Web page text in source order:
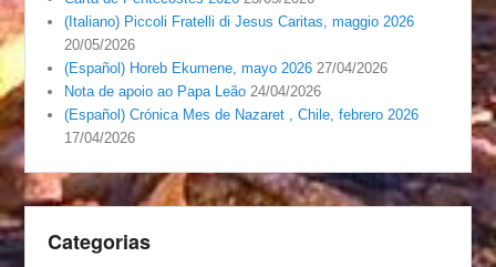
(Italiano) Piccoli Fratelli di Jesus Caritas, maggio 2026
20/05/2026
(Español) Horeb Ekumene, mayo 2026 27/04/2026
Nota de apoio ao Papa Leão 24/04/2026
(Español) Crónica Mes de Nazaret , Chile, febrero 2026
17/04/2026
Categorias